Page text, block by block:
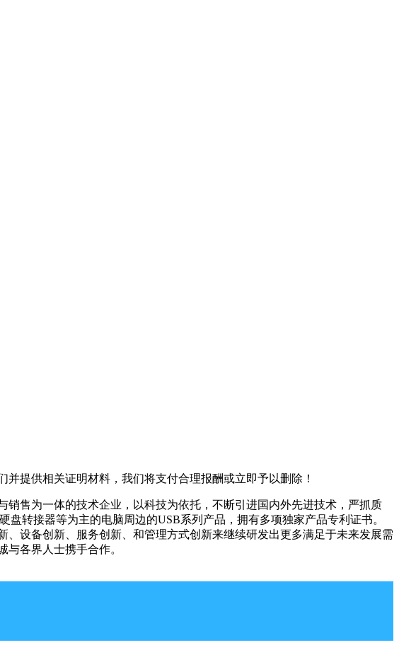
提供相关证明材料，我们将支付合理报酬或立即予以删除！
售为一体的技术企业，以科技为依托，不断引进国内外先进技术，严抓质
转接器等为主的电脑周边的USB系列产品，拥有多项独家产品专利证书。
设备创新、服务创新、和管理方式创新来继续研发出更多满足于未来发展需
各界人士携手合作。